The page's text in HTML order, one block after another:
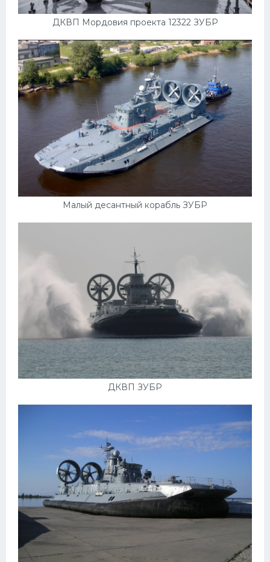
ДКВП Мордовия проекта 12322 ЗУБР
Малый десантный корабль ЗУБР
ДКВП ЗУБР